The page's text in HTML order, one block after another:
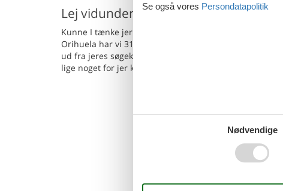
Lej vidunderligt sommerhus i
Kunne I tænke jer en ferie med jeres hund i et privat
Orihuela har vi 31 sommerhuse, hvor hund er tilladt. I
ud fra jeres søgekriterier ved at søge her på siden.
lige noget for jer kan I bestille det.
Se også vores Persondatapolitik
Nødvendige